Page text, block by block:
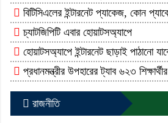
বিটিসিএলের ইন্টারনেট প্যাকেজ, কোন
চ্যাটজিপিটি এবার হোয়াটসঅ্যাপে
হোয়াটসঅ্যাপে ইন্টারনেট ছাড়াই পাঠানো
প্রধানমন্ত্রীর উপহারের ট্যাব ৬২৩
রাজনীতি